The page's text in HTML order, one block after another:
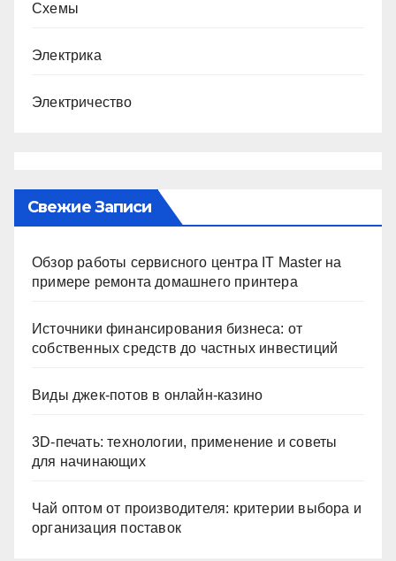
Схемы
Электрика
Электричество
Свежие Записи
Обзор работы сервисного центра IT Master на
примере ремонта домашнего принтера
Источники финансирования бизнеса: от
собственных средств до частных инвестиций
Виды джек-потов в онлайн-казино
3D-печать: технологии, применение и советы
для начинающих
Чай оптом от производителя: критерии выбора и
организация поставок